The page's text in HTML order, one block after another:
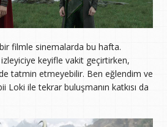
filmle sinemalarda bu hafta.
keyifle vakit geçirtirken,
tatmin etmeyebilir. Ben eğlendim ve
Loki ile tekrar buluşmanın katkısı da